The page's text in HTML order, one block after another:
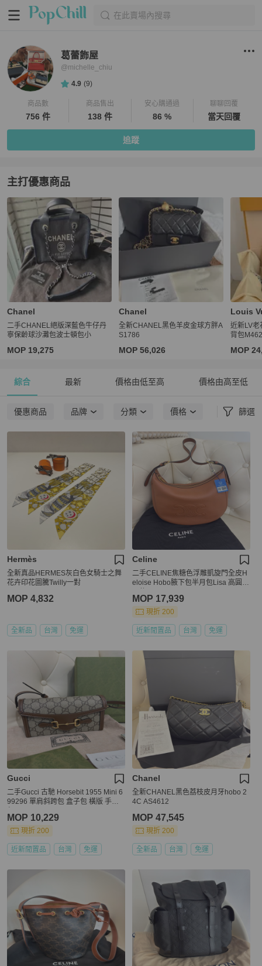
在此賣場內搜尋
葛蕾飾屋
@michelle_chiu
4.9 (9)
商品數
756 件
商品售出
138 件
安心購通過
86 %
聊聊回覆
當天回覆
追蹤
主打優惠商品
Chanel
二手CHANEL絕版深藍色牛仔丹
寧保齡球沙灘包波士頓包小
MOP 19,275
Chanel
全新CHANEL黑色羊皮金球方胖A
S1786
MOP 56,026
Louis
近新LV
背包
MOP
綜合 最新 價格由低至高 價格由高至低
優惠商品 品牌 分類 價格 篩選
Hermès
全新真品HERMES灰白色女騎士之舞
花卉印花圖騰Twilly一對
MOP 4,832
全新品 台灣 免運
Celine
二手CELINE焦糖色浮雕凱旋門全皮H
eloise Hobo腋下包半月包Lisa 高圓圓
MOP 17,939
現折 200
近新閒置品 台灣 免運
Gucci
二手Gucci 古馳 Horsebit 1955 Mini 6
99296 單肩斜跨包 盒子包 橫版 手機
MOP 10,229
現折 200
近新閒置品 台灣 免運
Chanel
全新CHANEL黑色荔枝皮月牙hobo 2
4C AS4612
MOP 47,545
現折 200
全新品 台灣 免運